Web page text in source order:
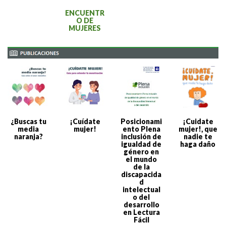
ENCUENTR
O DE
MUJERES
¿Buscas tu
media
naranja?
¡Cuídate
mujer!
Posicionami
ento Plena
inclusión de
igualdad de
género en
el mundo
de la
discapacida
d
intelectual
o del
desarrollo
en Lectura
Fácil
¡Cuidate
mujer!, que
nadie te
haga daño